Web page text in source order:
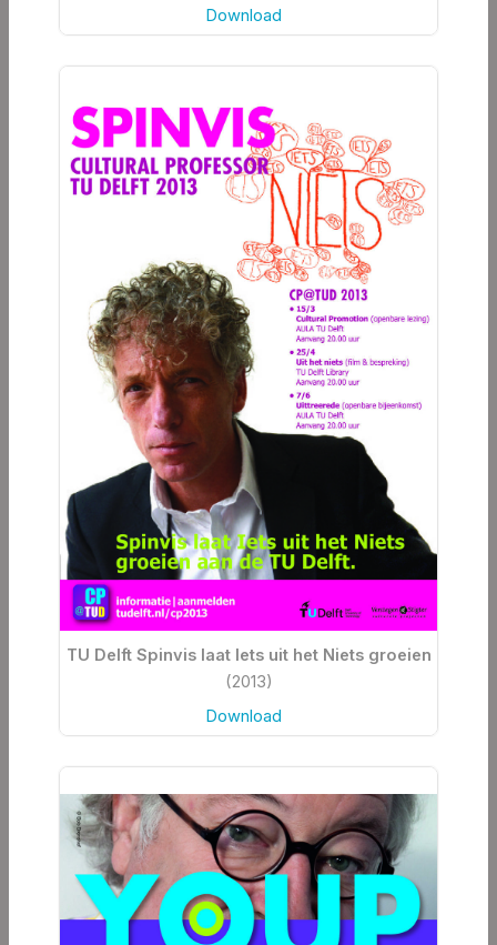
Download
TU Delft Spinvis laat Iets uit het Niets groeien
(2013)
Download